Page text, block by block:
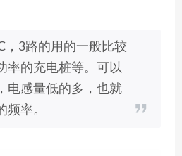
，3路的用的一般比较
率的充电桩等。可以
电感量低的多，也就
频率。